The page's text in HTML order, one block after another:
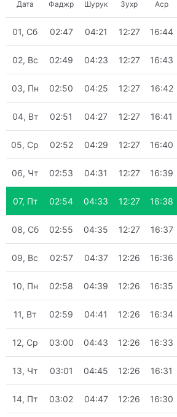
Дата Фаджр Шурук Зухр Аср
01, Сб 02:47 04:21 12:27 16:44
02, Вс 02:49 04:23 12:27 16:43
03, Пн 02:50 04:25 12:27 16:42
04, Вт 02:51 04:27 12:27 16:41
05, Ср 02:52 04:29 12:27 16:40
06, Чт 02:53 04:31 12:27 16:39
07, Пт 02:54 04:33 12:27 16:38
08, Сб 02:55 04:35 12:27 16:37
09, Вс 02:57 04:37 12:26 16:36
10, Пн 02:58 04:39 12:26 16:35
11, Вт 02:59 04:41 12:26 16:34
12, Ср 03:00 04:43 12:26 16:33
13, Чт 03:01 04:45 12:26 16:31
14, Пт 03:02 04:47 12:26 16:30